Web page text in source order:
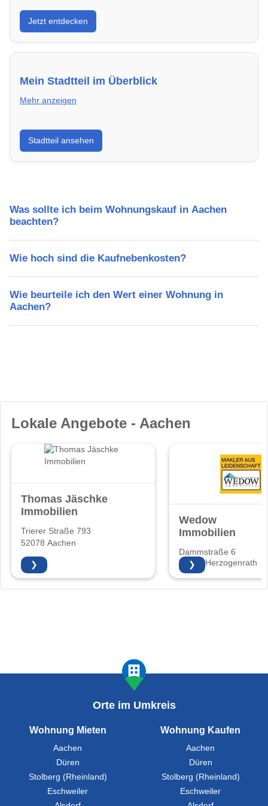
Entdecke Neubauprojekte in Aachen – modern,
energieeffizient und sofort bezugsfertig.
Jetzt entdecken
Mein Stadtteil im Überblick
Mehr anzeigen
Erfahre mehr über deinen Stadtteil in Aachen:
Lebensqualität, Verkehrsanbindung, Schulen,
Freizeitmöglichkeiten und Mietpreise.
Stadtteil ansehen
Was sollte ich beim Wohnungskauf in Aachen
beachten?
Wie hoch sind die Kaufnebenkosten?
Wie beurteile ich den Wert einer Wohnung in
Aachen?
Lokale Angebote - Aachen
Thomas Jäschke
Immobilien
Trierer Straße 793
52078 Aachen
❯
Wedow
Immobilien
Dammstraße 6
52134 Herzogenrath
❯
Orte im Umkreis
Wohnung Mieten
Aachen
Düren
Stolberg (Rheinland)
Eschweiler
Wohnung Kaufen
Aachen
Düren
Stolberg (Rheinland)
Eschweiler